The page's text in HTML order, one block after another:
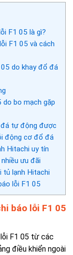
F1 05 là gì?
F1 05 và cách
do khay đổ đá
do bo mạch gặp
đá tự động được
động cơ đổ đá
Hitachi uy tín
ưu đãi
tủ lạnh Hitachi
lỗi F1 05
báo lỗi F1 05
F1 05 từ các
điều khiển ngoài